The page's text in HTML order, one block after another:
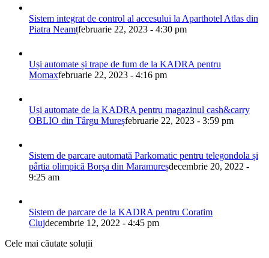
Sistem integrat de control al accesului la Aparthotel Atlas din
Piatra Neamțfebruarie 22, 2023 - 4:30 pm
Uși automate și trape de fum de la KADRA pentru
Momaxfebruarie 22, 2023 - 4:16 pm
Uși automate de la KADRA pentru magazinul cash&carry
OBLIO din Târgu Mureșfebruarie 22, 2023 - 3:59 pm
Sistem de parcare automată Parkomatic pentru telegondola și
pârtia olimpică Borșa din Maramureșdecembrie 20, 2022 -
9:25 am
Sistem de parcare de la KADRA pentru Coratim
Clujdecembrie 12, 2022 - 4:45 pm
Cele mai căutate soluții